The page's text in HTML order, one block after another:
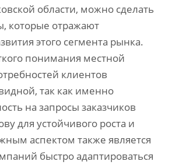
области‚ можно сделать
которые отражают
этого сегмента рынка.
понимания местной
клиентов
так как именно
на запросы заказчиков
для устойчивого роста и
аспектом также является
быстро адаптироваться